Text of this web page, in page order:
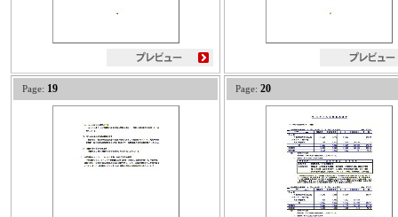
Page: 19 Page: 20